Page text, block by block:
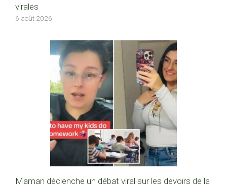
virales
6 août 2026
Maman déclenche un débat viral sur les devoirs de la